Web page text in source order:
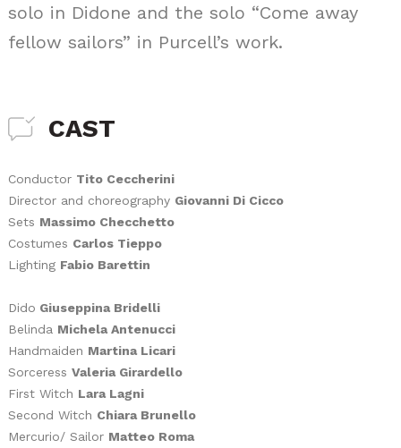
solo in Didone and the solo “Come away
fellow sailors” in Purcell’s work.
CAST
Conductor Tito Ceccherini
Director and choreography Giovanni Di Cicco
Sets Massimo Checchetto
Costumes Carlos Tieppo
Lighting Fabio Barettin
Dido Giuseppina Bridelli
Belinda Michela Antenucci
Handmaiden Martina Licari
Sorceress Valeria Girardello
First Witch Lara Lagni
Second Witch Chiara Brunello
Mercurio/ Sailor Matteo Roma